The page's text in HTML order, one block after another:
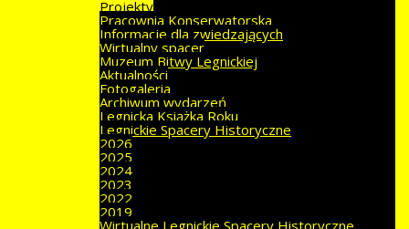
Projekty
Pracownia Konserwatorska
Informacje dla zwiedzających
Wirtualny spacer
Muzeum Bitwy Legnickiej
Aktualności
Fotogaleria
Archiwum wydarzeń
Legnicka Książka Roku
Legnickie Spacery Historyczne
2026
2025
2024
2023
2022
2019
Wirtualne Legnickie Spacery Historyczne